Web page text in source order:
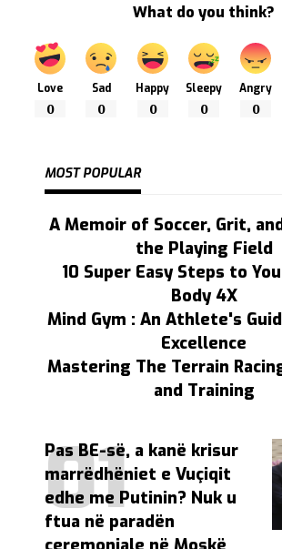
What do you think?
Love
0
Sad
0
Happy
0
Sleepy
0
Angry
0
MOST POPULAR
A Memoir of Soccer, Grit,
the Playing Field
10 Super Easy Steps to
Body 4X
Mind Gym : An Athlete's
Excellence
Mastering The Terrain
and Training
Pas BE-së, a kanë krisur
marrëdhëniet e Vuçiqit
edhe me Putinin? Nuk u
ftua në paradën